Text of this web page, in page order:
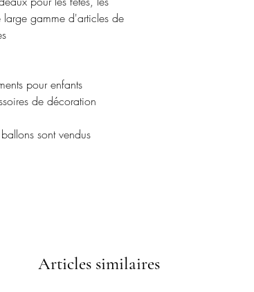
large gamme d'articles de
pour enfants
de décoration
sont vendus
Articles similaires